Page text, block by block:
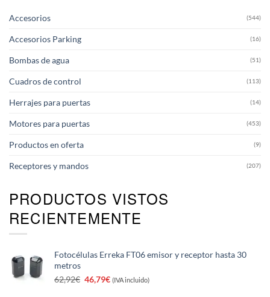
Accesorios (544)
Accesorios Parking (16)
Bombas de agua (51)
Cuadros de control (113)
Herrajes para puertas (14)
Motores para puertas (453)
Productos en oferta (9)
Receptores y mandos (207)
PRODUCTOS VISTOS
RECIENTEMENTE
Fotocélulas Erreka FT06 emisor y receptor hasta 30
metros
62,92€ El
46,79€El(IVA incluido)